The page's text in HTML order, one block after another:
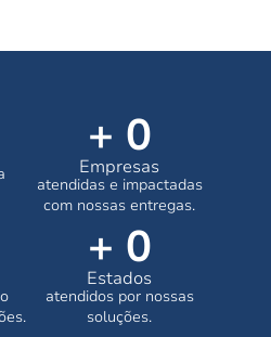
Empresas
+ 0
atendidas e impactadas
com nossas entregas.
Estados
+ 0
atendidos por nossas
soluções.